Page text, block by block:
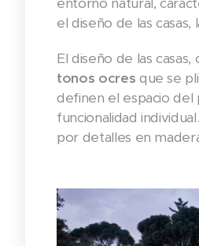
el diseño de las casas,
El diseño de las
tonos ocres que se
definen el espacio del
funcionalidad
por detalles en